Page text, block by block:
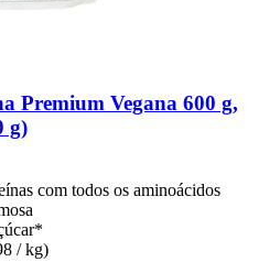
Premium Vegana 600 g,
g)
com todos os aminoácidos
/ kg)